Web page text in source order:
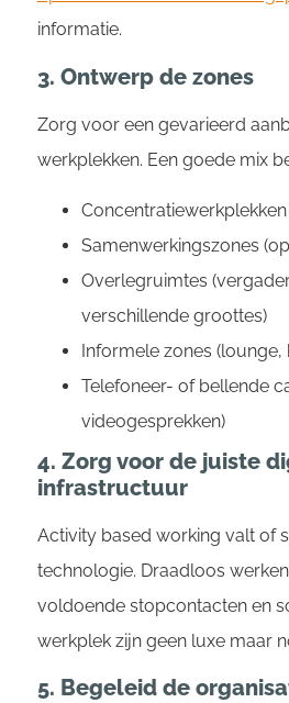
informatie.
3. Ontwerp de zones
Zorg voor een gevarieerd
werkplekken. Een goede mix
Samenwerkingszones
Overlegruimtes
verschillende groottes)
Informele zones (lounge,
Telefoneer- of bellende
videogesprekken)
4. Zorg voor de juiste
infrastructuur
Activity based working valt of
technologie. Draadloos
voldoende stopcontacten en
werkplek zijn geen luxe maar
5. Begeleid de